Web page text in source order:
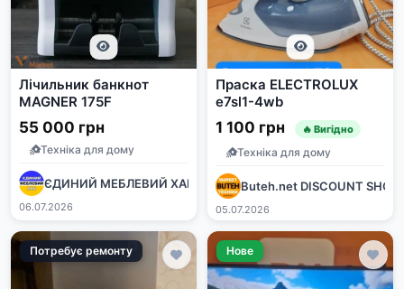
Лічильник банкнот
MAGNER 175F
55 000 грн
Техніка для дому
ЄДИНИЙ МЕБЛЕВИЙ ХАБ
06.07.2026
Праска ELECTROLUX
e7sl1-4wb
1 100 грн 🔥 Вигідно
Техніка для дому
Buteh.net DISCOUNT SHOP
05.07.2026
Потребує ремонту Нове